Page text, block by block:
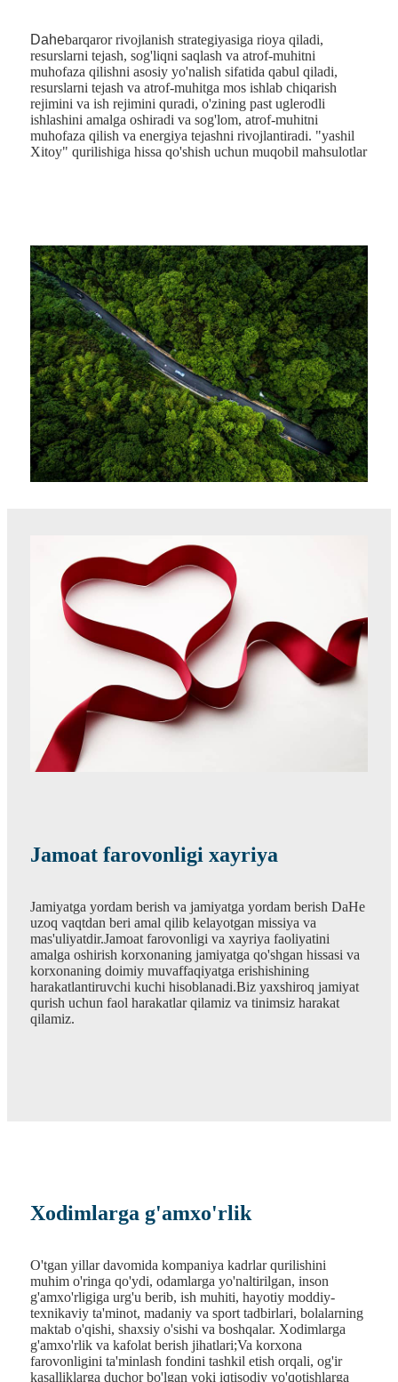
Dahebarqaror rivojlanish strategiyasiga rioya qiladi,
resurslarni tejash, sog'liqni saqlash va atrof-muhitni
muhofaza qilishni asosiy yo'nalish sifatida qabul qiladi,
resurslarni tejash va atrof-muhitga mos ishlab chiqarish
rejimini va ish rejimini quradi, o'zining past uglerodli
ishlashini amalga oshiradi va sog'lom, atrof-muhitni
muhofaza qilish va energiya tejashni rivojlantiradi. "yashil
Xitoy" qurilishiga hissa qo'shish uchun muqobil mahsulotlar
Jamoat farovonligi xayriya
Jamiyatga yordam berish va jamiyatga yordam berish DaHe
uzoq vaqtdan beri amal qilib kelayotgan missiya va
mas'uliyatdir.Jamoat farovonligi va xayriya faoliyatini
amalga oshirish korxonaning jamiyatga qo'shgan hissasi va
korxonaning doimiy muvaffaqiyatga erishishining
harakatlantiruvchi kuchi hisoblanadi.Biz yaxshiroq jamiyat
qurish uchun faol harakatlar qilamiz va tinimsiz harakat
qilamiz.
Xodimlarga g'amxo'rlik
O'tgan yillar davomida kompaniya kadrlar qurilishini
muhim o'ringa qo'ydi, odamlarga yo'naltirilgan, inson
g'amxo'rligiga urg'u berib, ish muhiti, hayotiy moddiy-
texnikaviy ta'minot, madaniy va sport tadbirlari, bolalarning
maktab o'qishi, shaxsiy o'sishi va boshqalar. Xodimlarga
g'amxo'rlik va kafolat berish jihatlari;Va korxona
farovonligini ta'minlash fondini tashkil etish orqali, og'ir
kasalliklarga duchor bo'lgan yoki iqtisodiy yo'qotishlarga